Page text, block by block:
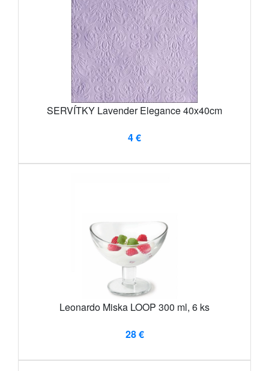
SERVÍTKY Lavender Elegance 40x40cm
4 €
Leonardo Miska LOOP 300 ml, 6 ks
28 €